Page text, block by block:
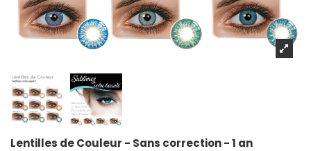
Lentilles de Couleur - Sans correction - 1 an